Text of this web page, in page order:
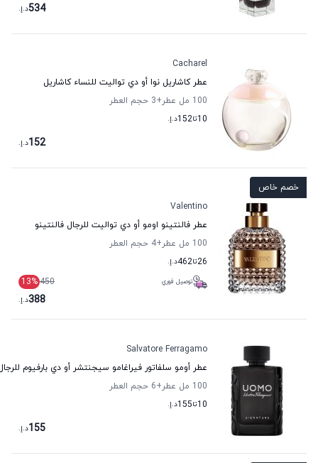
534د.إ.
Cacharel
عطر كاشاريل نوا أو دي تواليت للنساء كاشاريل
100 مل عطر
+3
حجم العطر
10تا152د.إ.
152د.إ.
خصم خاص
Valentino
عطر فالنتينو اومو أو دي تواليت للرجال فالنتينو
100 مل عطر
+4
حجم العطر
26تا462د.إ.
توصيل فوري 450
13%
388د.إ.
Salvatore Ferragamo
عطر أومو سلفاتور فيراغامو سيجنتشر أو دي بارفيوم
100 مل عطر
+6
حجم العطر
10تا155د.إ.
155د.إ.